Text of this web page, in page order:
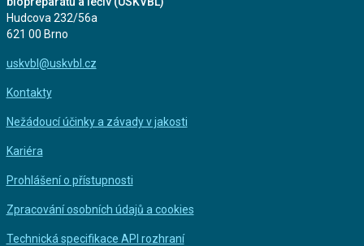
Hudcova 232/56a
621 00 Brno
uskvbl@uskvbl.cz
Kontakty
Nežádoucí účinky a závady v jakosti
Kariéra
Prohlášení o přístupnosti
Zpracování osobních údajů a cookies
Technická specifikace API rozhraní